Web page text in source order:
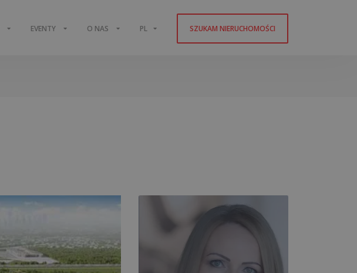
EVENTY O NAS PL SZUKAM NIERUCHOMOŚCI